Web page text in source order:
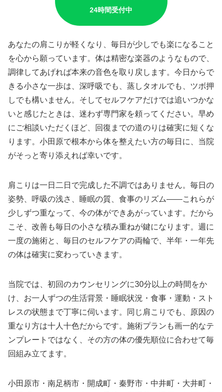
24時間受付中
あなたの肩こりが軽くなり、毎日が少しでも楽になること
を心から願っています。体は精密な楽器のようなもので、
調律してあげれば本来の音色を取り戻します。今日からで
きる小さな一歩は、深呼吸でも、蒸しタオルでも、ツボ押
しでも構いません。そしてセルフケアだけでは追いつかな
いと感じたときは、迷わず専門家を頼ってください。早め
にご相談いただくほど、回復までの道のりは確実に短くな
ります。小田原で根本から体を整えたい方の毎日に、当院
がそっと寄り添えれば幸いです。
肩こりは一日二日で完成した不調ではありません。毎日の
姿勢、呼吸の浅さ、睡眠の質、食事のリズム——これらが
少しずつ重なって、今の体ができあがっています。だから
こそ、改善も毎日の小さな積み重ねが鍵になります。週に
一度の施術と、毎日のセルフケアの両輪で、半年・一年先
の体は確実に変わっていきます。
当院では、初回のカウンセリングに30分以上の時間をか
け、お一人ずつの生活背景・睡眠状況・食事・運動・スト
レスの状態まで丁寧に伺います。同じ肩こりでも、原因の
重なり方は十人十色だからです。施術プランも画一的なテ
ンプレートではなく、その方の体の優先順位に合わせて毎
回組み立てます。
小田原市・南足柄市・開成町・秦野市・中井町・大井町・